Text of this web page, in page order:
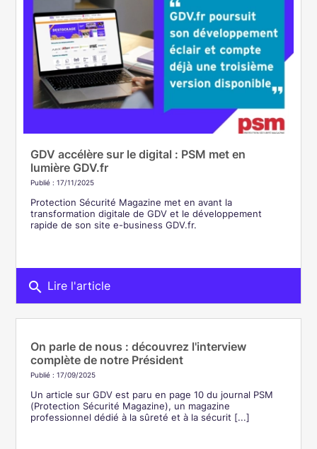
GDV accélère sur le digital : PSM met en
lumière GDV.fr
Publié : 17/11/2025
Protection Sécurité Magazine met en avant la
transformation digitale de GDV et le développement
rapide de son site e-business GDV.fr.
search Lire l'article
On parle de nous : découvrez l'interview
complète de notre Président
Publié : 17/09/2025
Un article sur GDV est paru en page 10 du journal PSM
(Protection Sécurité Magazine), un magazine
professionnel dédié à la sûreté et à la sécurit [...]